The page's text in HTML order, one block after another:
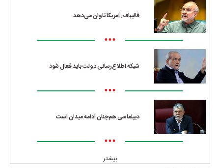
قالیباف: آمریکا تاوان می‌دهد
•••
شبکه اطلاع‌رسانی دولت باید فعال شود
•••
دیپلماسی هم‌چنان ادامه میدان است
•••
بیشتر